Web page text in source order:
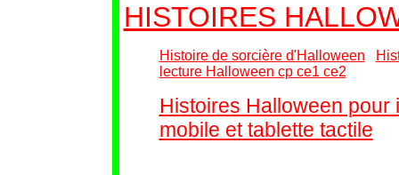
HISTOIRES
Histoire de sorcière d'Halloween
lecture Halloween cp ce1 ce2
Histoires Halloween pour
mobile et tablette tactile